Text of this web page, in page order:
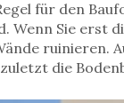
für den
Sie erst
ruinieren.
die